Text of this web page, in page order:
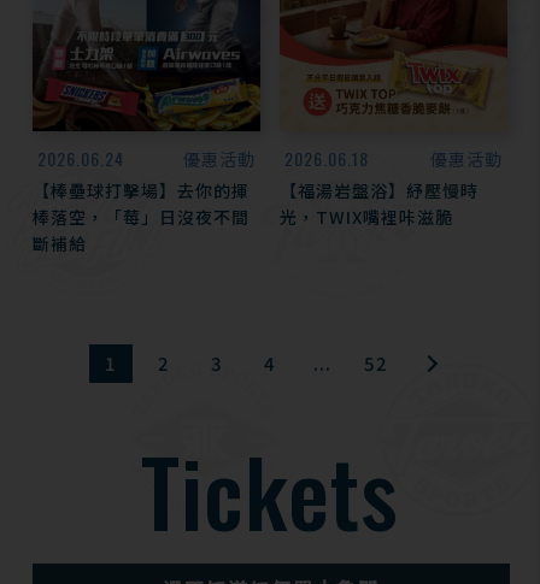
2026.06.24
優惠活動
【棒壘球打擊場】去你的揮
棒落空，「莓」日沒夜不間
斷補給
2026.06.18
優惠活動
【福湯岩盤浴】紓壓慢時
光，TWIX嘴裡咔滋脆
1 2 3 4 ... 52
Tickets